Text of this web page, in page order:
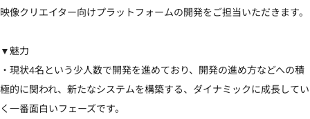
映像クリエイター向けプラットフォームの開発をご担当いただきます。
▼魅力
・現状4名という少人数で開発を進めており、開発の進め方などへの積
極的に関われ、新たなシステムを構築する、ダイナミックに成長してい
く一番面白いフェーズです。